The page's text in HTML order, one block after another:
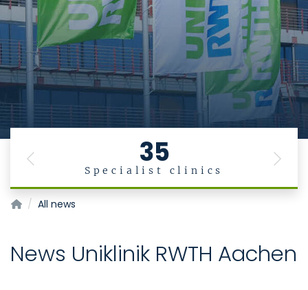
35
Specialist clinics
Previous Next
Homepage of Uniklinik RWTH Aachen
All news
News Uniklinik RWTH Aachen